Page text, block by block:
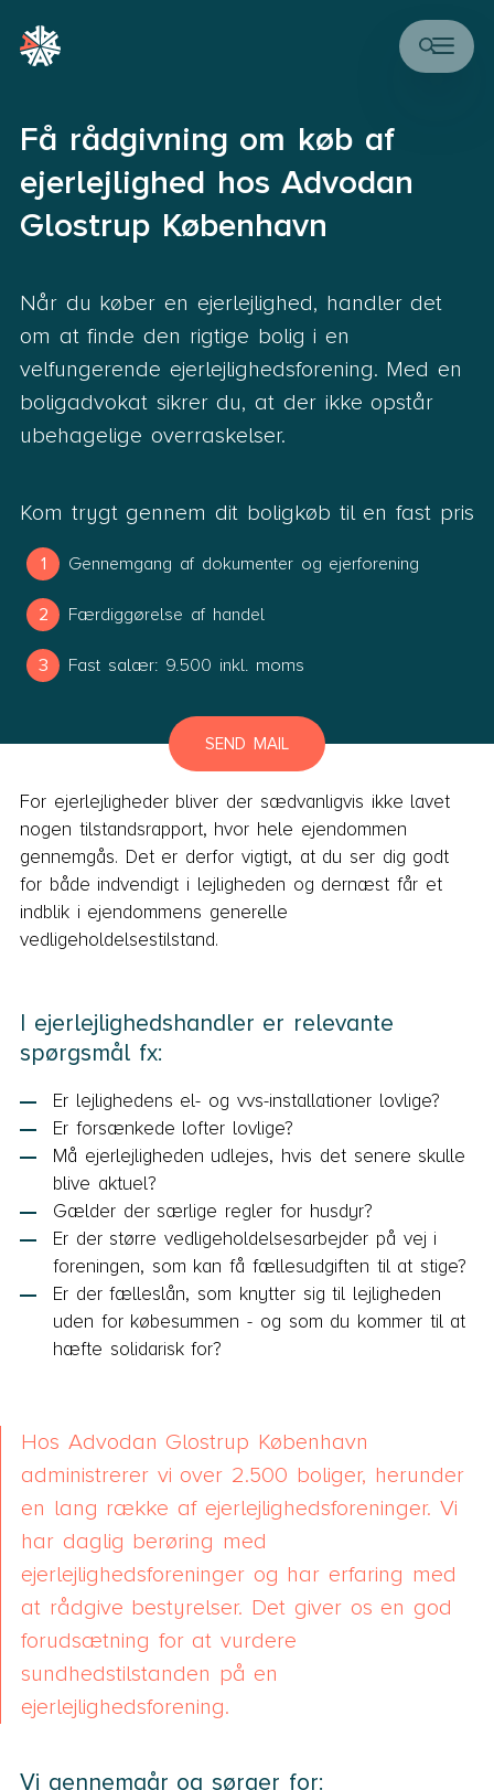
Få rådgivning om køb af
ejerlejlighed hos Advodan
Glostrup København
Når du køber en ejerlejlighed, handler det
om at finde den rigtige bolig i en
velfungerende ejerlejlighedsforening. Med en
boligadvokat sikrer du, at der ikke opstår
ubehagelige overraskelser.
Kom trygt gennem dit boligkøb til en fast pris
Gennemgang af dokumenter og ejerforening
Færdiggørelse af handel
Fast salær: 9.500 inkl. moms
SEND MAIL
For ejerlejligheder bliver der sædvanligvis ikke lavet
nogen tilstandsrapport, hvor hele ejendommen
gennemgås. Det er derfor vigtigt, at du ser dig godt
for både indvendigt i lejligheden og dernæst får et
indblik i ejendommens generelle
vedligeholdelsestilstand.
I ejerlejlighedshandler er relevante
spørgsmål fx:
Er lejlighedens el- og vvs-installationer lovlige?
Er forsænkede lofter lovlige?
Må ejerlejligheden udlejes, hvis det senere skulle
blive aktuel?
Gælder der særlige regler for husdyr?
Er der større vedligeholdelsesarbejder på vej i
foreningen, som kan få fællesudgiften til at stige?
Er der fælleslån, som knytter sig til lejligheden
uden for købesummen - og som du kommer til at
hæfte solidarisk for?
Hos Advodan Glostrup København
administrerer vi over 2.500 boliger, herunder
en lang række af ejerlejlighedsforeninger. Vi
har daglig berøring med
ejerlejlighedsforeninger og har erfaring med
at rådgive bestyrelser. Det giver os en god
forudsætning for at vurdere
sundhedstilstanden på en
ejerlejlighedsforening.
Vi gennemgår og sørger for: